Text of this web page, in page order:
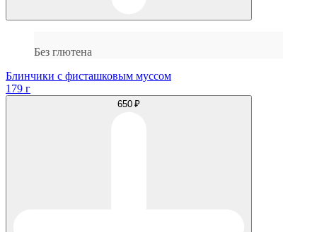
Без глютена
Блинчики с фисташковым муссом
179 г
650 ₽